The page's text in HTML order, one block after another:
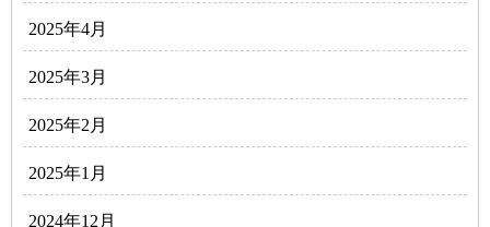
2025年4月
2025年3月
2025年2月
2025年1月
2024年12月